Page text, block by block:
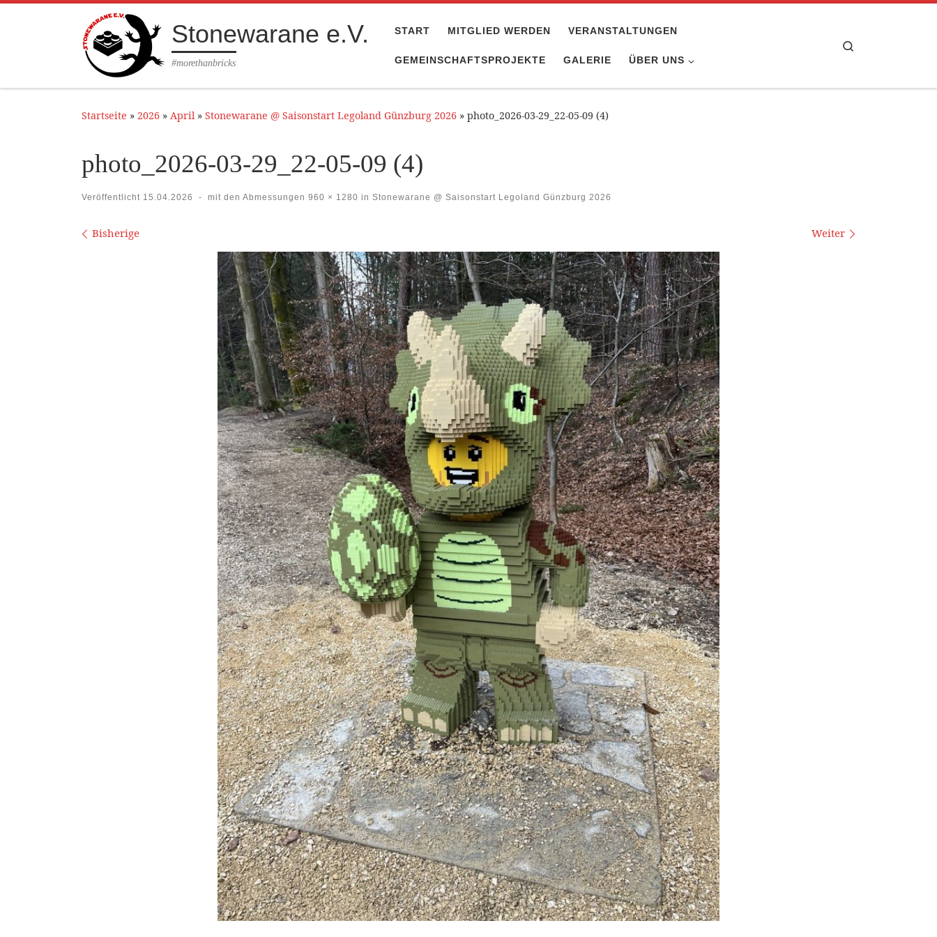
Zum Inhalt springen Stonewarane e.V.
#morethanbricks
START MITGLIED WERDEN VERANSTALTUNGEN
GEMEINSCHAFTSPROJEKTE GALERIE ÜBER UNS
Startseite » 2026 » April » Stonewarane @ Saisonstart Legoland Günzburg 2026 » photo_2026-03-29_22-05-09 (4)
photo_2026-03-29_22-05-09 (4)
Veröffentlicht 15.04.2026 - mit den Abmessungen 960 × 1280 in Stonewarane @ Saisonstart Legoland Günzburg 2026
Bilder Navigation
Bisherige Weiter